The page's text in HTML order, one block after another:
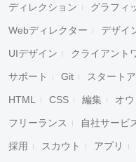
ディレクション グラフィ
Webディレクター デザイ
UIデザイン クライアント
サポート Git スタート
HTML CSS 編集 オ
フリーランス 自社サービ
採用 スカウト アプリ